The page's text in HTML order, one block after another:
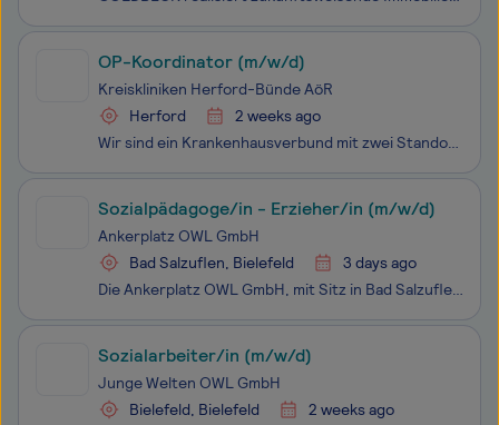
OP-Koordinator (m/w/d)
Kreiskliniken Herford-Bünde AöR
Herford
2 weeks ago
Wir sind ein Krankenhausverbund mit zwei Standorten, in Herford und in Bünde. In unseren 28 Kliniken, Fachabteilungen und Instituten werden jährlich 40.000 Patient:innen stationär behandelt, ambulant sogar rund 100.000 Menschen. Mit rund 3.000 Mitarbeitenden sind wir der größte Arbeitgeber im
Sozialpädagoge/in - Erzieher/in (m/w/d)
Ankerplatz OWL GmbH
Bad Salzuflen, Bielefeld
3 days ago
Die Ankerplatz OWL GmbH, mit Sitz in Bad Salzuflen, steht für eine Jugendhilfe, die Haltung zeigt.Wir begleiten Kinder, Jugendliche und ihre Familien im Rahmen ambulanter Hilfen – fachlich fundiert, systemisch ausgerichtet und mit einem klaren Blick auf das Kindeswohl.Für uns bedeutet professionelle
Sozialarbeiter/in (m/w/d)
Junge Welten OWL GmbH
Bielefeld, Bielefeld
2 weeks ago